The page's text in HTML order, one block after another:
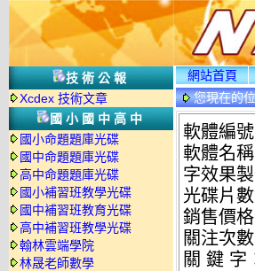
技術公報
Xcdex 技術文章
國小國中高中
國小命題題庫光碟
國中命題題庫光碟
高中命題題庫光碟
國小補習班教學光碟
國中補習班教育光碟
高中補習班教學光碟
翰林雲端學院
林晟老師數學
網站首頁
您現在的
軟體編
軟體名
字效果
光碟片
銷售價
關注次數
關 鍵 字